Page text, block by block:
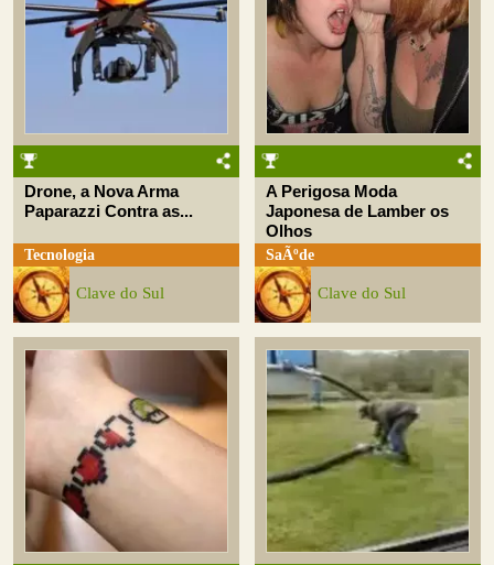
Drone, a Nova Arma
Paparazzi Contra as...
Tecnologia
Clave do Sul
A Perigosa Moda
Japonesa de Lamber os
Olhos
SaÃºde
Clave do Sul